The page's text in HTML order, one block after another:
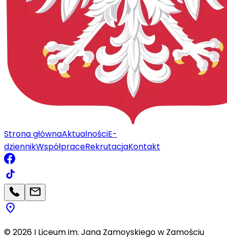
Strona głównaAktualnościE-
dziennikWspółpraceRekrutacjaKontakt
©2026 I Liceum im. Jana Zamoyskiego w Zamościu